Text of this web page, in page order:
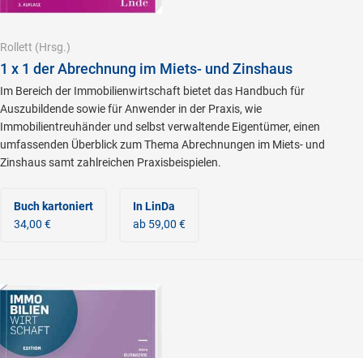
Rollett (Hrsg.)
1 x 1 der Abrechnung im Miets- und Zinshaus
Im Bereich der Immobilienwirtschaft bietet das Handbuch für
Auszubildende sowie für Anwender in der Praxis, wie
Immobilientreuhänder und selbst verwaltende Eigentümer, einen
umfassenden Überblick zum Thema Abrechnungen im Miets- und
Zinshaus samt zahlreichen Praxisbeispielen.
Buch kartoniert
34,00 €
In LinDa
ab 59,00 €